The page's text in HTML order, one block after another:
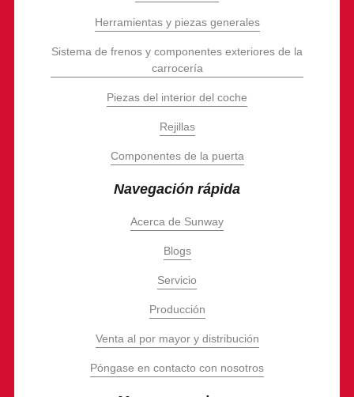
Herramientas y piezas generales
Sistema de frenos y componentes exteriores de la
carrocería
Piezas del interior del coche
Rejillas
Componentes de la puerta
Navegación rápida
Acerca de Sunway
Blogs
Servicio
Producción
Venta al por mayor y distribución
Póngase en contacto con nosotros